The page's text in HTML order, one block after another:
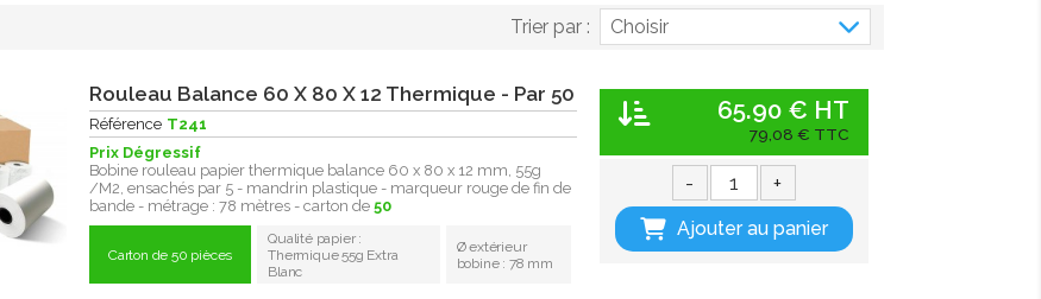
Trier par : Choisir
Rouleau Balance 60 X 80 X 12 Thermique - Par 50
Référence T241
Prix Dégressif
Bobine rouleau papier thermique balance 60 x 80 x 12 mm, 55g
/M2, ensachés par 5 - mandrin plastique - marqueur rouge de fin de
bande - métrage : 78 mètres - carton de50
Carton de 50 pièces
Qualité papier :
Thermique 55g Extra
Blanc
Ø extérieur
bobine : 78 mm
65.90 € HT
79,08 € TTC
- +
Ajouter au panier